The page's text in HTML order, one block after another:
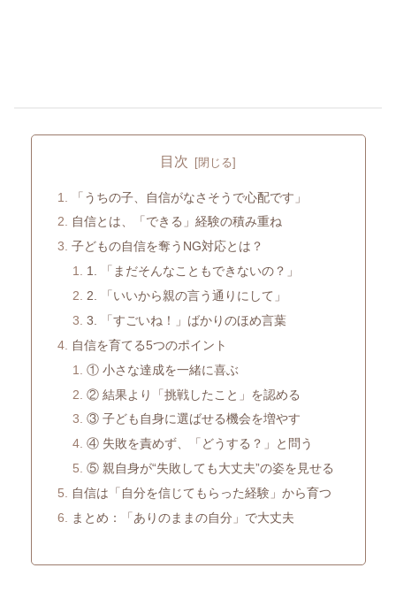
目次
「うちの子、自信がなさそうで心配です」
自信とは、「できる」経験の積み重ね
子どもの自信を奪うNG対応とは？
1. 「まだそんなこともできないの？」
2. 「いいから親の言う通りにして」
3. 「すごいね！」ばかりのほめ言葉
自信を育てる5つのポイント
① 小さな達成を一緒に喜ぶ
② 結果より「挑戦したこと」を認める
③ 子ども自身に選ばせる機会を増やす
④ 失敗を責めず、「どうする？」と問う
⑤ 親自身が“失敗しても大丈夫”の姿を見せる
自信は「自分を信じてもらった経験」から育つ
まとめ：「ありのままの自分」で大丈夫